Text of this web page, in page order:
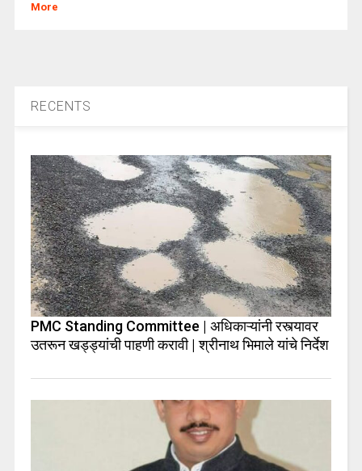
More
RECENTS
PMC Standing Committee | अधिकाऱ्यांनी रस्त्यावर
उतरून खड्ड्यांची पाहणी करावी | श्रीनाथ भिमाले यांचे निर्देश